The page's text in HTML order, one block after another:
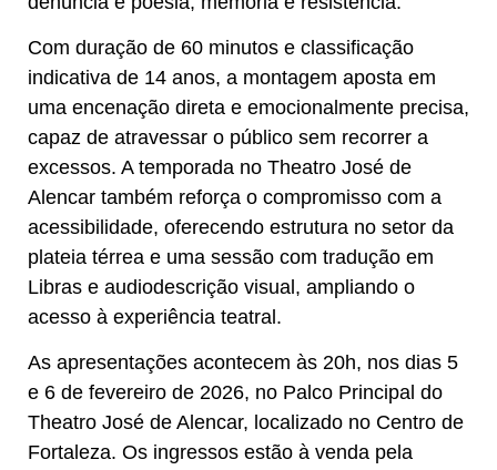
Com duração de 60 minutos e classificação
indicativa de 14 anos, a montagem aposta em
uma encenação direta e emocionalmente precisa,
capaz de atravessar o público sem recorrer a
excessos. A temporada no Theatro José de
Alencar também reforça o compromisso com a
acessibilidade, oferecendo estrutura no setor da
plateia térrea e uma sessão com tradução em
Libras e audiodescrição visual, ampliando o
acesso à experiência teatral.
As apresentações acontecem às 20h, nos dias 5
e 6 de fevereiro de 2026, no Palco Principal do
Theatro José de Alencar, localizado no Centro de
Fortaleza. Os ingressos estão à venda pela